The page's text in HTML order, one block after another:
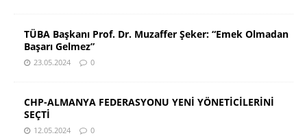
TÜBA Başkanı Prof. Dr. Muzaffer Şeker: “Emek Olmadan
Başarı Gelmez”
23.05.2024 0
CHP-ALMANYA FEDERASYONU YENİ YÖNETİCİLERİNİ
SEÇTİ
12.05.2024 0